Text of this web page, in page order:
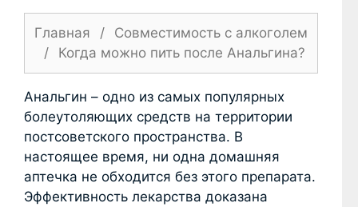
Главная /
Совместимость с алкоголем
/
Когда можно пить после Анальгина?
Анальгин – одно из самых популярных
болеутоляющих средств на территории
постсоветского пространства. В
настоящее время, ни одна домашняя
аптечка не обходится без этого препарата.
Эффективность лекарства доказана